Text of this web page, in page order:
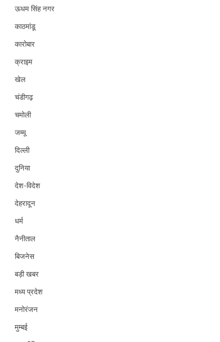
ऊधम सिंह नगर
काठमांडू
कारोबार
क्राइम
खेल
चंडीगढ़
चमोली
जम्मू
दिल्ली
दुनिया
देश-विदेश
देहरादून
धर्म
नैनीताल
बिजनेस
बड़ी खबर
मध्य प्रदेश
मनोरंजन
मुम्बई